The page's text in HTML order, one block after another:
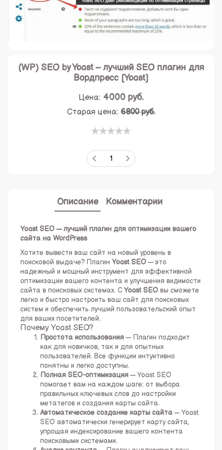
(WP) SEO by Yoast – лучший SEO плагин для
Вордпресс [Yoast]
Цена: 4000 руб.
Старая цена: 6800 руб.
Описание Комментарии
Yoast SEO — лучший плагин для оптимизации вашего
сайта на WordPress
Хотите вывести ваш сайт на новый уровень в
поисковой выдаче? Плагин Yoast SEO— это
надежный и мощный инструмент для эффективной
оптимизации вашего контента и улучшения видимости
сайта в поисковых системах. СYoast SEO вы сможете
легко и быстро настроить ваш сайт для поисковых
систем и обеспечить лучший пользовательский опыт
для ваших посетителей.
Почему Yoast SEO?
Простота использования— Плагин подходит
как для новичков, так и для опытных
пользователей. Все функции интуитивно
понятны и легко доступны.
Полная SEO-оптимизация— Yoast SEO
помогает вам на каждом шаге: от выбора
правильных ключевых слов до настройки
метатегов и создания карты сайта.
Автоматическое создание карты сайта— Yoast
SEO автоматически генерирует карту сайта,
упрощая индексирование вашего контента
поисковыми системами.